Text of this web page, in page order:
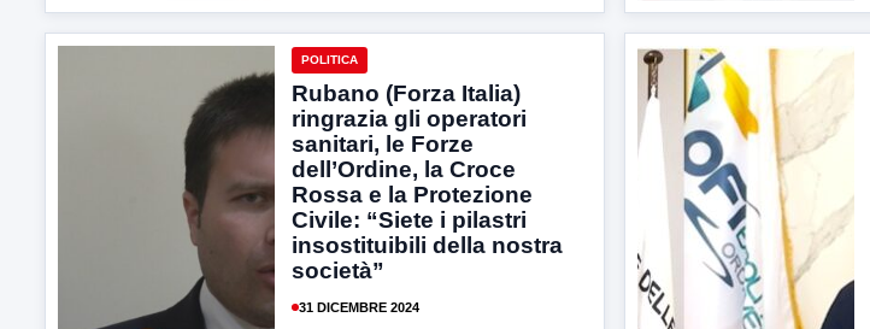
POLITICA
Rubano (Forza Italia)
ringrazia gli operatori
sanitari, le Forze
dell’Ordine, la Croce
Rossa e la Protezione
Civile: “Siete i pilastri
insostituibili della nostra
società”
31 DICEMBRE 2024